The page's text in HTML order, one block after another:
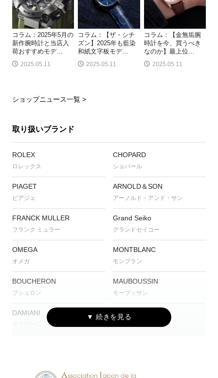
コラム：2025年5月の
新作腕時計と当店入
荷おすすめモデ…
2025.05.11
コラム：【ザ・シチ
ズン】2025年も藍染
和紙文字板モデ…
2025.05.11
コラム：【金無垢腕
時計を今、買うべき
なのか】最上位
2025.05.11
ショップニュース一覧 >
取り扱いブランド
ROLEX
ロレックス
CHOPARD
ショパール
PIAGET
ピアジェ
ARNOLD＆SON
アーノルド・アンド・サン
FRANCK MULLER
フランク ミュラー
Grand Seiko
グランドセイコー
OMEGA
オメガ
MONTBLANC
モンブラン
BOUCHERON
ブシュロン
MAUBOUSSIN
モーブッサン
DAMIANI CVSTOS
G-SHOCK Baby-G